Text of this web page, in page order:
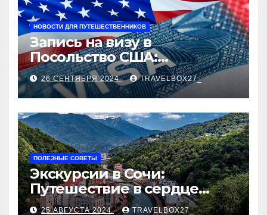
НОВОСТИ ДЛЯ ПУТЕШЕСТВЕННИКОВ
Запись на визу в
Посольство США:
Пошаговое руководство
26 СЕНТЯБРЯ 2024 TRAVELBOX27_
ПОЛЕЗНЫЕ СОВЕТЫ
Экскурсии в Сочи:
Путешествие в сердце
Черноморского курорта
25 АВГУСТА 2024 TRAVELBOX27_